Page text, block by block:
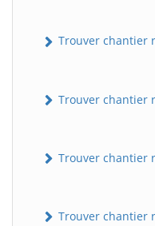
Trouver chantier
Trouver chantier
Trouver chantier
Trouver chantier